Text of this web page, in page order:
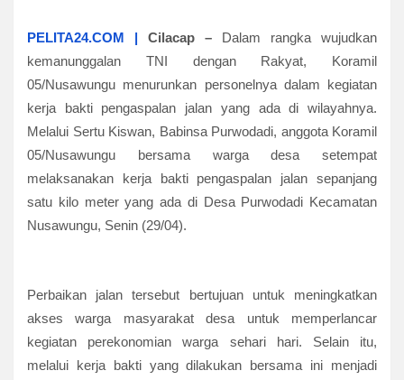
PELITA24.COM | Cilacap – Dalam rangka wujudkan
kemanunggalan TNI dengan Rakyat, Koramil
05/Nusawungu menurunkan personelnya dalam kegiatan
kerja bakti pengaspalan jalan yang ada di wilayahnya.
Melalui Sertu Kiswan, Babinsa Purwodadi, anggota Koramil
05/Nusawungu bersama warga desa setempat
melaksanakan kerja bakti pengaspalan jalan sepanjang
satu kilo meter yang ada di Desa Purwodadi Kecamatan
Nusawungu, Senin (29/04).
Perbaikan jalan tersebut bertujuan untuk meningkatkan
akses warga masyarakat desa untuk memperlancar
kegiatan perekonomian warga sehari hari. Selain itu,
melalui kerja bakti yang dilakukan bersama ini menjadi